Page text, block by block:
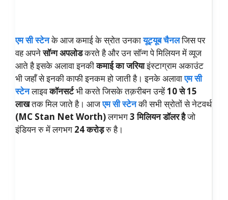
एम सी स्टेनके आज कमाई के स्रोत उनकायूट्यूब चैनलजिस पर
वह अपनेसॉन्ग अपलोडकरते है और उन सॉन्ग पे मिलियन में व्यूज
आते है इसके अलावा इनकीकमाई का जरियाइंस्टाग्राम अकाउंट
भी जहाँ से इनकी काफी इनकम हो जाती है। इनके अलावाएम सी
स्टेनलाइवकॉनसर्टभी करते जिसके तक़रीबन उन्हें10 से 15
लाखतक मिल जाते है। आजएम सी स्टेनकी सभी स्रोतों से नेटवर्थ
(MC Stan Net Worth)लगभग3 मिलियन डॉलर हैजो
इंडियन रु में लगभग 24 करोड़रु है।